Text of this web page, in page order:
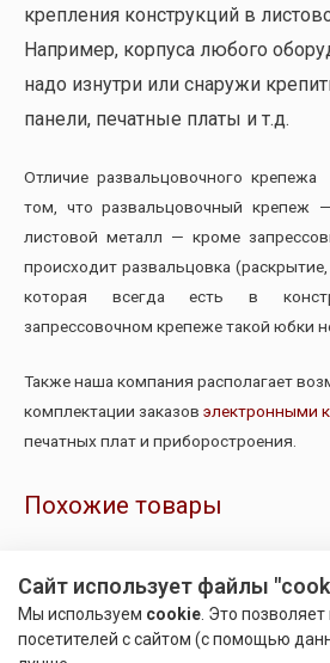
крепления конструкций в
Например, корпуса любого
надо изнутри или снаружи
панели, печатные платы и т.д.
Отличие развальцовочного крепежа
том, что развальцовочный крепеж
листовой металл — кроме
происходит развальцовка
которая всегда есть в
запрессовочном крепеже такой юбки
Также наша компания располагает
комплектации заказов электронными
печатных плат и приборостроения.
Похожие товары
Сайт использует файлы
Мы используем cookie . Это
посетителей с сайтом (с помощью